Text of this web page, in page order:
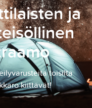
ja
toisilta
kiittävät!